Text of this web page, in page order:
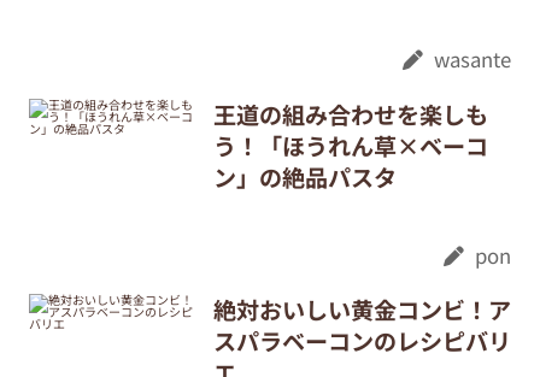
wasante
王道の組み合わせを楽しも
う！「ほうれん草×ベーコ
ン」の絶品パスタ
pon
絶対おいしい黄金コンビ！ア
スパラベーコンのレシピバリ